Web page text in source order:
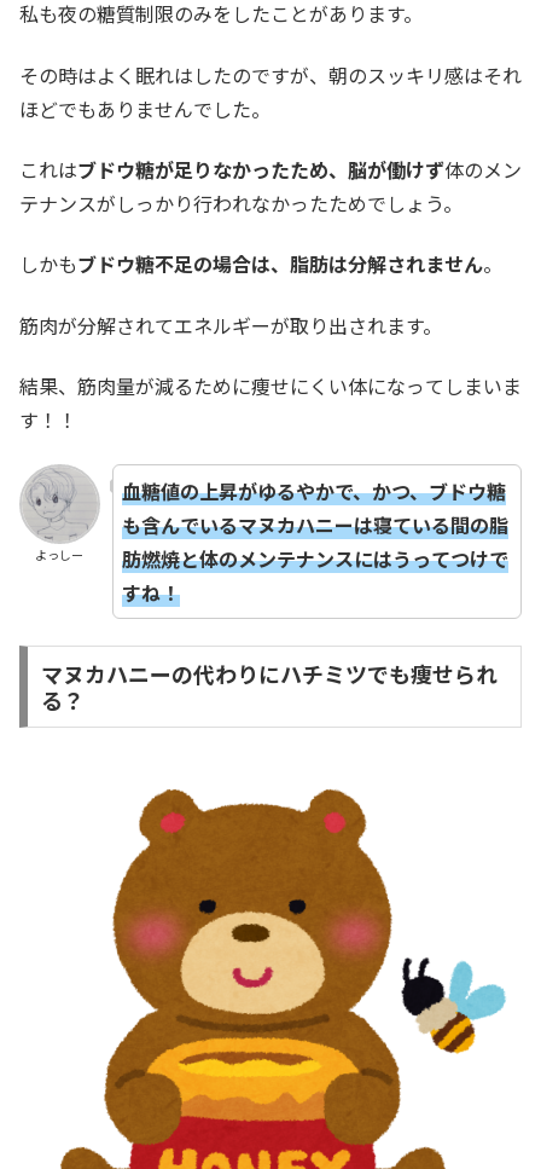
私も夜の糖質制限のみをしたことがあります。
その時はよく眠れはしたのですが、朝のスッキリ感はそれ
ほどでもありませんでした。
これはブドウ糖が足りなかったため、脳が働けず体のメン
テナンスがしっかり行われなかったためでしょう。
しかもブドウ糖不足の場合は、脂肪は分解されません。
筋肉が分解されてエネルギーが取り出されます。
結果、筋肉量が減るために痩せにくい体になってしまいま
す！！
よっしー
血糖値の上昇がゆるやかで、かつ、ブドウ糖
も含んでいるマヌカハニーは寝ている間の脂
肪燃焼と体のメンテナンスにはうってつけで
すね！
マヌカハニーの代わりにハチミツでも痩せられ
る？